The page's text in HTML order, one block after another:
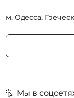
м. Одесса,
Мы в